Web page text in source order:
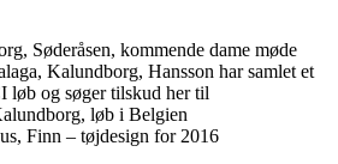
Søderåsen, kommende dame møde
Kalundborg, Hansson har samlet et
løb og søger tilskud her til
løb i Belgien
Finn – tøjdesign for 2016